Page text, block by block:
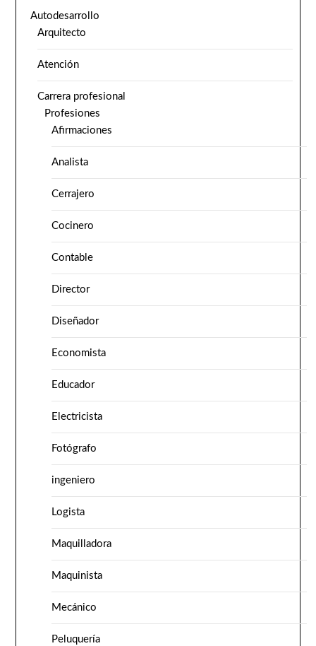
Autodesarrollo
Arquitecto
Atención
Carrera profesional
Profesiones
Afirmaciones
Analista
Cerrajero
Cocinero
Contable
Director
Diseñador
Economista
Educador
Electricista
Fotógrafo
ingeniero
Logista
Maquilladora
Maquinista
Mecánico
Peluquería